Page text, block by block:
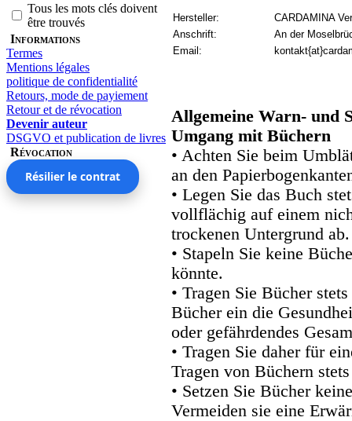
Tous les mots clés doivent
être trouvés
Informations
Termes
Mentions légales
politique de confidentialité
Retours, mode de payiement
Retour et de révocation
Devenir auteur
DSGVO et publication de livres
Révocation
Résilier le contrat
Hersteller:
CARDAMINA
Anschrift:
An der
Email:
Allgemeine Warn- und
Umgang mit Büchern
• Achten Sie beim
an den
• Legen Sie das Buch
vollflächig auf einem
trockenen Untergrund ab.
• Stapeln Sie keine
könnte.
• Tragen Sie Bücher
Bücher ein die
oder gefährdendes
• Tragen Sie daher für
Tragen von Büchern
• Setzen Sie Bücher
Vermeiden sie eine